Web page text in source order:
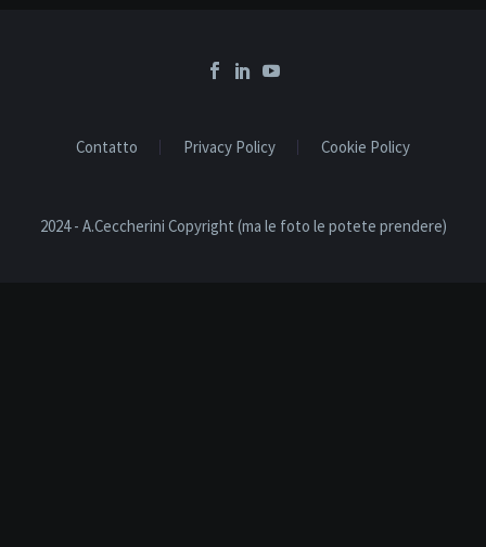
Contatto Privacy Policy Cookie Policy
2024 - A.Ceccherini Copyright (ma le foto le potete prendere)